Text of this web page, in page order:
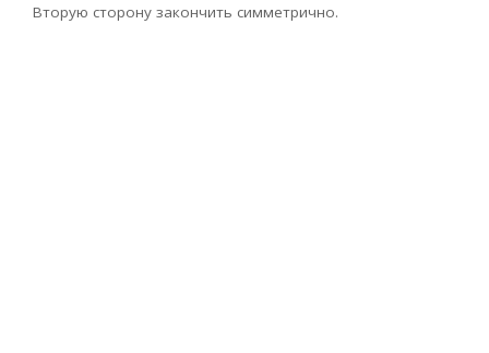
Вторую сторону закончить симметрично.